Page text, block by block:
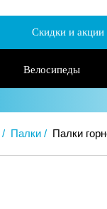
Скидки и акции
Велосипеды
Палки Палки